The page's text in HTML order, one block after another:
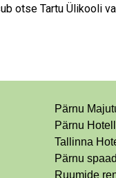
otse Tartu Ülikooli
Pärnu
Pärnu
Tallinna
Pärnu spaad
Ruumide